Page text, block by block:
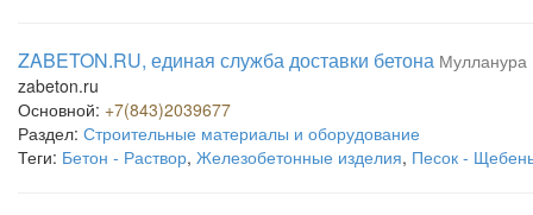
ZABETON.RU, единая служба доставки бетона Мулланура
zabeton.ru
Основной: +7(843)2039677
Раздел: Строительные материалы и оборудование
Теги: Бетон - Раствор, Железобетонные изделия, Песок -